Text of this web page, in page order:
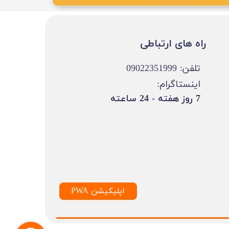
تلفن: 09022351999
اینستاگرام:
​7 روز هفته - 24 ساعته ​​​​​​​
PWA اپلیکیشن
​​راه های ارتباطی